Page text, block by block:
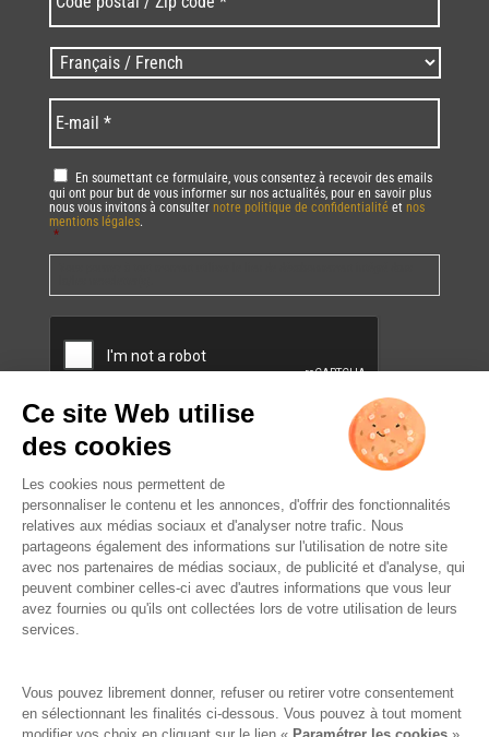
postal
/
Zip
code
* *
Langues
/
Language *
mail *
RGPD *
En soumettant ce formulaire, vous consentez à recevoir des emails
qui ont pour but de vous informer sur nos actualités, pour en savoir plus
nous vous invitons à consulter notre politique de confidentialité et nos
mentions légales.
*
MODÉRATION.